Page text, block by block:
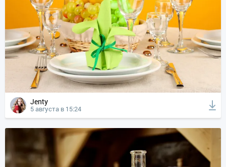
Jenty
5 августа в 15:24